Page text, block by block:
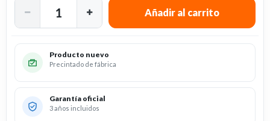
Producto nuevo
Precintado de fábrica
Garantía oficial
3 años incluidos